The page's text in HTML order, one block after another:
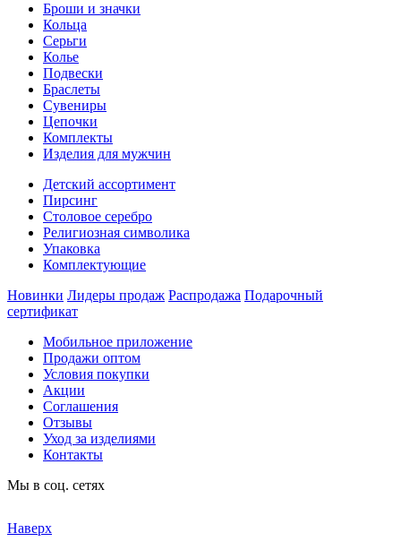
Броши и значки
Кольца
Серьги
Колье
Подвески
Браслеты
Сувениры
Цепочки
Комплекты
Изделия для мужчин
Детский ассортимент
Пирсинг
Столовое серебро
Религиозная символика
Упаковка
Комплектующие
Новинки Лидеры продаж Распродажа Подарочный
сертификат
Мобильное приложение
Продажи оптом
Условия покупки
Акции
Соглашения
Отзывы
Уход за изделиями
Контакты
Мы в соц. сетях
Наверх